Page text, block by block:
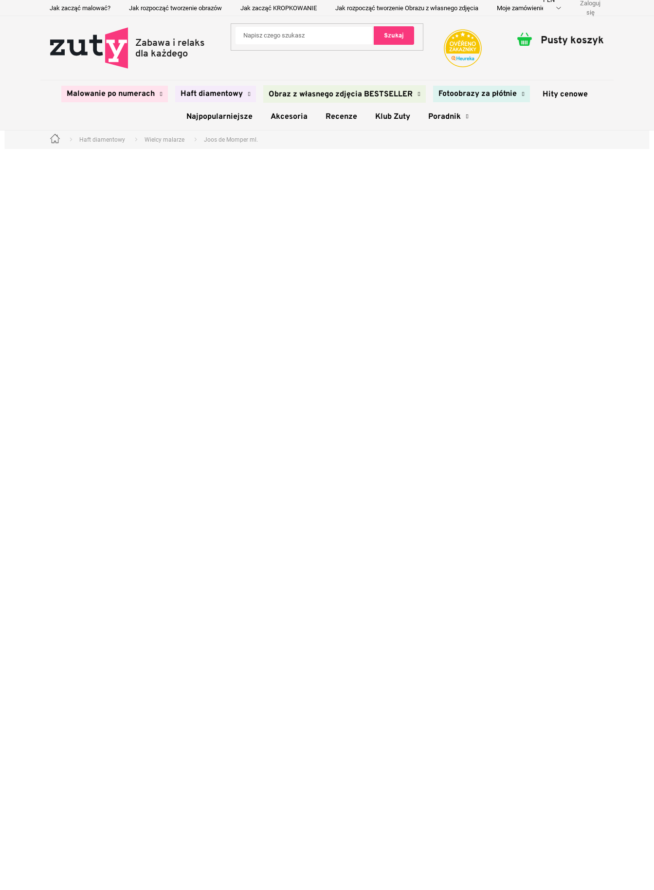
Jak zacząć malować? Jak rozpocząć tworzenie obrazów Jak zacząć KROPKOWANIE Jak rozpocząć tworzenie Obrazu z własnego zdjęcia Moje zamówienie Dostawa i płatność
Zaloguj
się
Szukaj
Koszyk
Pusty koszyk
Malowanie po numerach Haft diamentowy Obraz z własnego zdjęcia BESTSELLER Fotoobrazy za płótnie Hity cenowe
Najpopularniejsze Akcesoria Recenze Klub Zuty Poradnik
Home Haft diamentowy Wielcy malarze Joos de Momper ml.